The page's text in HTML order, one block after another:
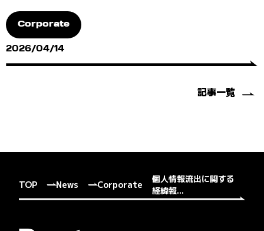
Corporate
2026/04/14
記事一覧
TOP News Corporate
個人情報流出に関する
経緯報...